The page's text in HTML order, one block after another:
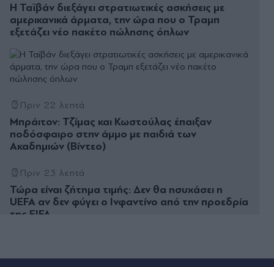
Η Ταϊβάν διεξάγει στρατιωτικές ασκήσεις με
αμερικανικά άρματα, την ώρα που ο Τραμπ
εξετάζει νέο πακέτο πώλησης όπλων
Πριν 22 λεπτά
Μπράιτον: Τζίμας και Κωστούλας έπαιξαν
ποδόσφαιρο στην άμμο με παιδιά των
Ακαδημιών (Βίντεο)
Πριν 23 λεπτά
Τώρα είναι ζήτημα τιμής: Δεν θα ησυχάσει η
UEFA αν δεν φύγει ο Ινφαντίνο από την προεδρία
της FIFA
Σύγκρουση πυραύλου της SpaceX με τη Σελήνη: